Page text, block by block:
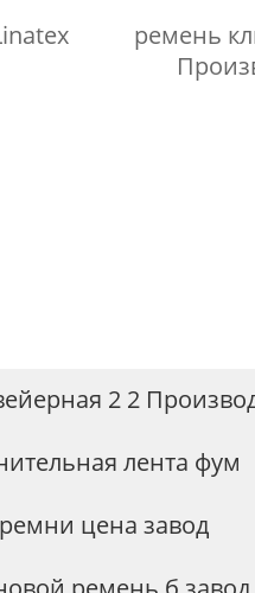
ремень
2 2
лента фум
цена завод